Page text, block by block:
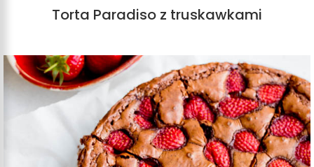
Torta Paradiso z truskawkami